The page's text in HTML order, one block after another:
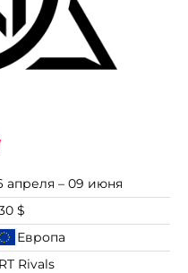
апреля – 09 июня
$
Европа
Rivals